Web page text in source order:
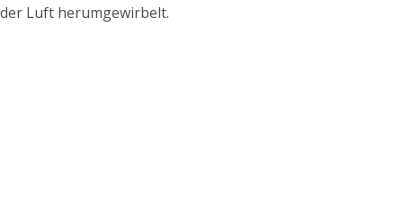
der Luft herumgewirbelt.